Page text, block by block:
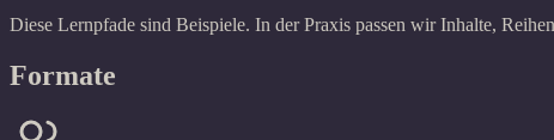
Diese Lernpfade sind Beispiele. In der Praxis passen wir Inhalte,
Formate